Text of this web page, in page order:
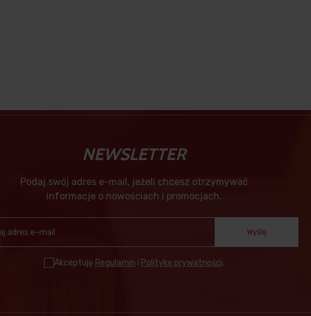
NEWSLETTER
Podaj swój adres e-mail, jeżeli chcesz otrzymywać
informacje o nowościach i promocjach.
Wyślij
Akceptuję Regulamin i Politykę prywatności.